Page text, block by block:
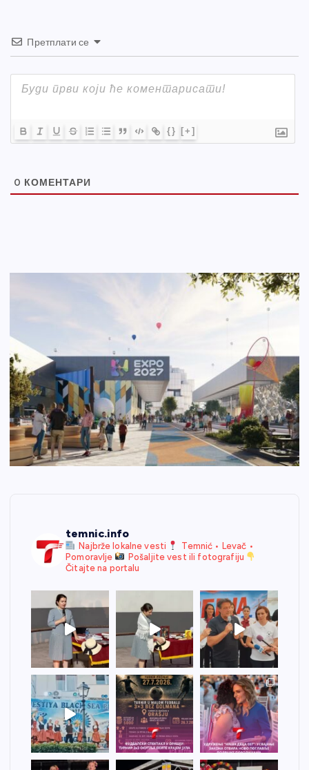
Претплати се
{} [+]
0 КОМЕНТАРИ
temnic.info
Najbrže lokalne vesti
Temnić • Levač •
Pomoravlje
Pošaljite vest ili fotografiju
Čitajte na portalu